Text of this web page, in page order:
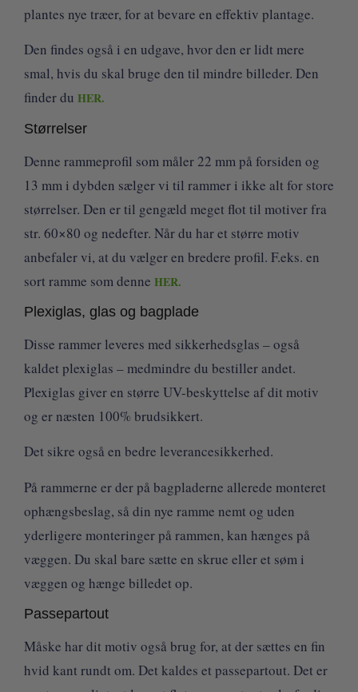
plantes nye træer, for at bevare en effektiv plantage.
Den findes også i en udgave, hvor den er lidt mere
smal, hvis du skal bruge den til mindre billeder. Den
finder du HER.
Størrelser
Denne rammeprofil som måler 22 mm på forsiden og
13 mm i dybden sælger vi til rammer i ikke alt for store
størrelser. Den er til gengæld meget flot til motiver fra
str. 60×80 og nedefter. Når du har et større motiv
anbefaler vi, at du vælger en bredere profil. F.eks. en
sort ramme som denne HER.
Plexiglas, glas og bagplade
Disse rammer leveres med sikkerhedsglas – også
kaldet plexiglas – medmindre du bestiller andet.
Plexiglas giver en større UV-beskyttelse af dit motiv
og er næsten 100% brudsikkert.
Det sikre også en bedre leverancesikkerhed.
På rammerne er der på bagpladerne allerede monteret
ophængsbeslag, så din nye ramme nemt og uden
yderligere monteringer på rammen, kan hænges på
væggen. Du skal bare sætte en skrue eller et søm i
væggen og hænge billedet op.
Passepartout
Måske har dit motiv også brug for, at der sættes en fin
hvid kant rundt om. Det kaldes et passepartout. Det er